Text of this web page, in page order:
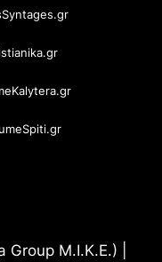
Group Μ.Ι.Κ.Ε.) |